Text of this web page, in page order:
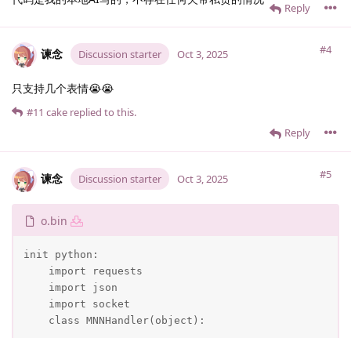
Reply
谏念 Discussion starter #4
Oct 3, 2025
只支持几个表情😭😭
Reply
#11 cake replied to this.
谏念 Discussion starter #5
Oct 3, 2025
o.bin
init python:
    import requests
    import json
    import socket
    class MNNHandler(object):